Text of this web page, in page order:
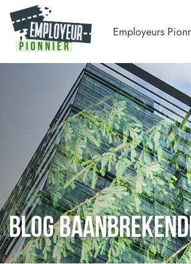
Employeurs
BLOG